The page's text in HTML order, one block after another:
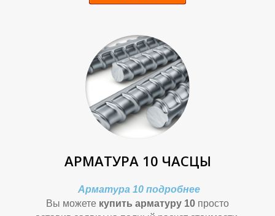
АРМАТУРА 10 ЧАСЦЫ
Арматура 10 подробнее
Вы можете купить арматуру 10 просто